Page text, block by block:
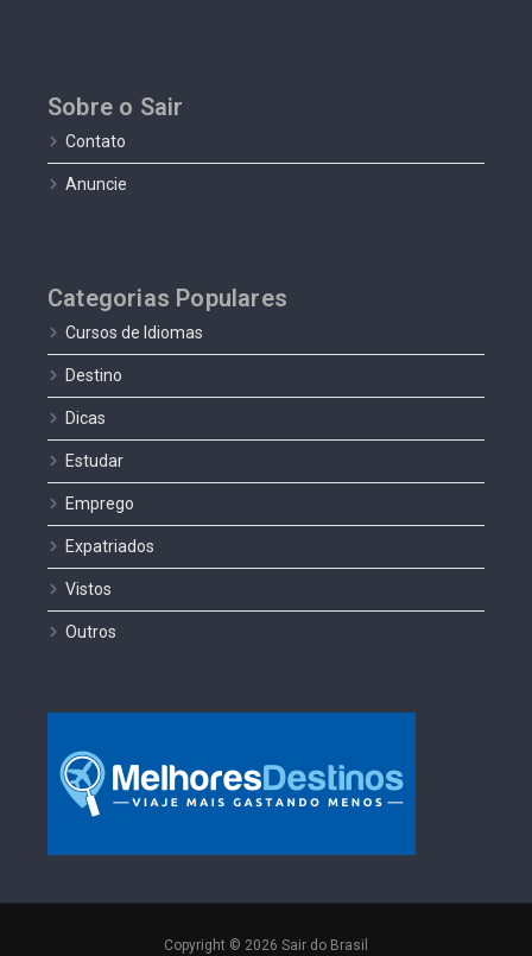
Sobre o Sair
Contato
Anuncie
Categorias Populares
Cursos de Idiomas
Destino
Dicas
Estudar
Emprego
Expatriados
Vistos
Outros
Copyright © 2026 Sair do Brasil